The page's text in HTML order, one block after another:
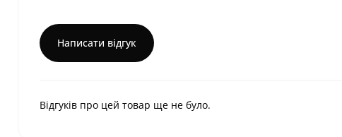
Написати відгук
Відгуків про цей товар ще не було.